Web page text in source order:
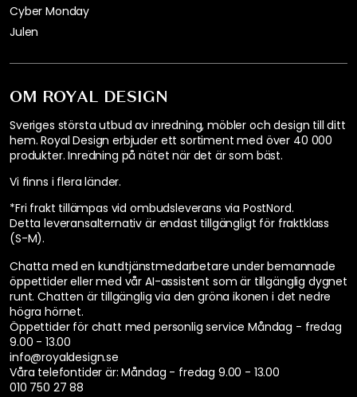
OM ROYAL DESIGN
Sveriges största utbud av inredning, möbler och design till ditt
hem. Royal Design erbjuder ett sortiment med över 40 000
produkter. Inredning på nätet när det är som bäst.
Vi finns i flera länder.
*Fri frakt tillämpas vid ombudsleverans via PostNord.
Detta leveransalternativ är endast tillgängligt för fraktklass
(S-M).
Chatta med en kundtjänstmedarbetare under bemannade
öppettider eller med vår AI-assistent som är tillgänglig dygnet
runt. Chatten är tillgänglig via den gröna ikonen i det nedre
högra hörnet.
Öppettider för chatt med personlig service Måndag - fredag
9.00 - 13.00
info@royaldesign.se
Våra telefontider är: Måndag - fredag 9.00 - 13.00
010 750 27 88
Cyber Monday
Julen